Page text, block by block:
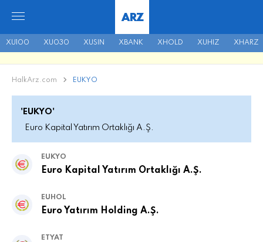
XU100 XU030 XUSIN XBANK XHOLD XUHIZ XHARZ
ARZ
HalkArz.com EUKYO
'EUKYO'
Euro Kapital Yatırım Ortaklığı A.Ş.
EUKYO
Euro Kapital Yatırım Ortaklığı A.Ş.
EUHOL
Euro Yatırım Holding A.Ş.
ETYAT